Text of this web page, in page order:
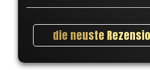
die neuste